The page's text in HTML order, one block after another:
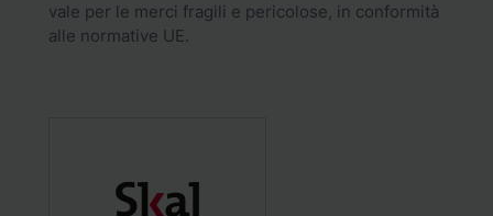
vale per le merci fragili e pericolose, in conformità
alle normative UE.